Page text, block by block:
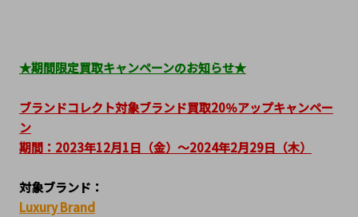
★期間限定買取キャンペーンのお知らせ★
ブランドコレクト対象ブランド買取20％アップキャンペー
ン
期間：2023年12月1日（金）～2024年2月29日（木）
対象ブランド：
Luxury Brand